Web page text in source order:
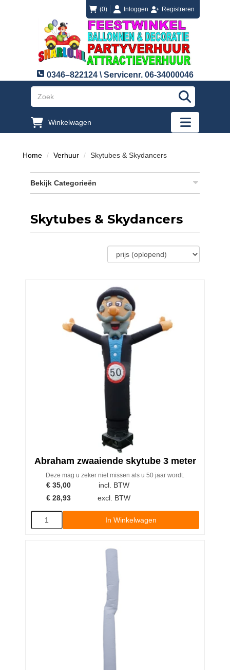
(0) loginInloggen
registreren Registreren
0346–822124 \ Servicenr. 06-34000046
"Zoeken
Winkelwagen
"Toggle
Home Verhuur Skytubes & Skydancers
Bekijk Categorieën
Skytubes & Skydancers
Abraham zwaaiende skytube 3 meter
Deze mag u zeker niet missen als u 50 jaar wordt.
€ 35,00
incl. BTW
€ 28,93 excl. BTW
In Winkelwagen